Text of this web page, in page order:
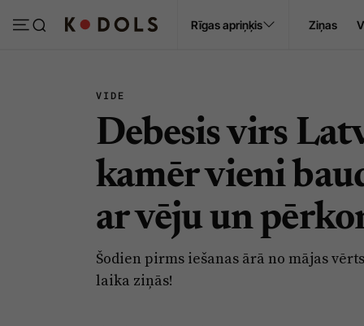
Rīgas apriņķis Ziņas
VIDE
Debesis virs
kamēr vieni
ar vēju un
Šodien pirms iešanas ārā no mājas
laika ziņās!